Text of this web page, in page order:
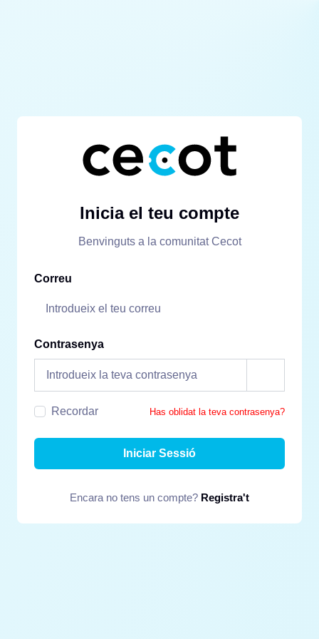
Inicia el teu compte
Benvinguts a la comunitat Cecot
Correu
Contrasenya
Recordar Has oblidat la teva contrasenya?
Iniciar Sessió
Encara no tens un compte? Registra't